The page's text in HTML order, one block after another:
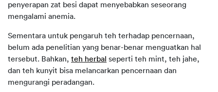
penyerapan zat besi dapat menyebabkan seseorang
mengalami anemia.
Sementara untuk pengaruh teh terhadap pencernaan,
belum ada penelitian yang benar-benar menguatkan hal
tersebut. Bahkan, teh herbal seperti teh mint, teh jahe,
dan teh kunyit bisa melancarkan pencernaan dan
mengurangi peradangan.